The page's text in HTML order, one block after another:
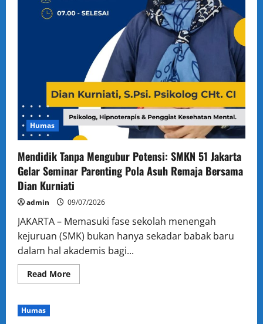
Humas
Mendidik Tanpa Mengubur Potensi: SMKN 51 Jakarta
Gelar Seminar Parenting Pola Asuh Remaja Bersama
Dian Kurniati
admin 09/07/2026
JAKARTA – Memasuki fase sekolah menengah
kejuruan (SMK) bukan hanya sekadar babak baru
dalam hal akademis bagi...
Read MoreRead
more
Humas